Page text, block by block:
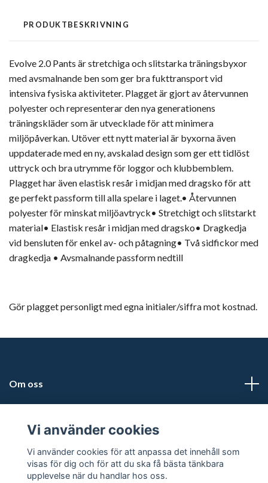
PRODUKTBESKRIVNING
Evolve 2.0 Pants är stretchiga och slitstarka träningsbyxor
med avsmalnande ben som ger bra fukttransport vid
intensiva fysiska aktiviteter. Plagget är gjort av återvunnen
polyester och representerar den nya generationens
träningskläder som är utvecklade för att minimera
miljöpåverkan. Utöver ett nytt material är byxorna även
uppdaterade med en ny, avskalad design som ger ett tidlöst
uttryck och bra utrymme för loggor och klubbemblem.
Plagget har även elastisk resår i midjan med dragsko för att
ge perfekt passform till alla spelare i laget.• Återvunnen
polyester för minskat miljöavtryck• Stretchigt och slitstarkt
material• Elastisk resår i midjan med dragsko• Dragkedja
vid bensluten för enkel av- och påtagning• Två sidfickor med
dragkedja • Avsmalnande passform nedtill
Gör plagget personligt med egna initialer/siffra mot kostnad.
Om oss
Läs mer
Vi använder cookies
Vi använder cookies för att anpassa det innehåll som
visas för dig och för att du ska få bästa tänkbara
upplevelse när du handlar hos oss.